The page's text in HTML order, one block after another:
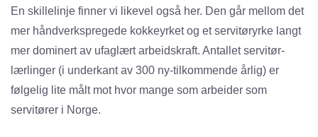
En skillelinje finner vi likevel også her. Den går mellom det
mer håndverkspregede kokkeyrket og et servitøryrke langt
mer dominert av ufaglært arbeidskraft. Antallet servitør-
lærlinger (i underkant av 300 ny-tilkommende årlig) er
følgelig lite målt mot hvor mange som arbeider som
servitører i Norge.